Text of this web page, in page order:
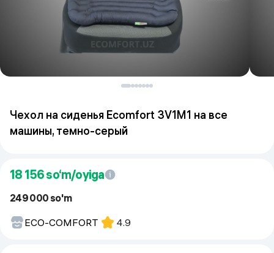
Чехол на сиденья Ecomfort 3V1M1 на все
машины, темно-серый
18 156so‘m/oyiga
249 000 so'm
ECO-COMFORT
4.9